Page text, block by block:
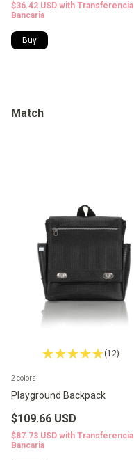
$36.42 USD with Transferencia
Bancaria
Buy
Match
(12)
Playground Backpack
$109.66 USD
$87.73 USD with Transferencia
Bancaria
2 colors